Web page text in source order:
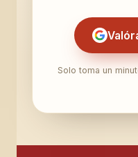
Solo toma un